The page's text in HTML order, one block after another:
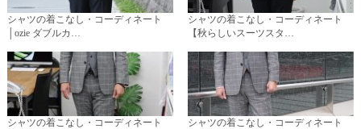
シャツの着こなし・コーディネート
│ozie ダブルカ…
シャツの着こなし・コーディネート
【秋らしいスーツスタ…
シャツの着こなし・コーディネート
シャツの着こなし・コーディネート